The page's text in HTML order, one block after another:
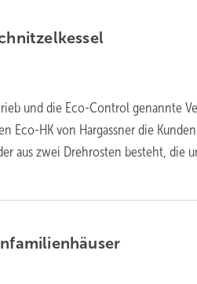
und die Eco-Control genannte
Eco-HK von Hargassner die
aus zwei Drehrosten besteht, die